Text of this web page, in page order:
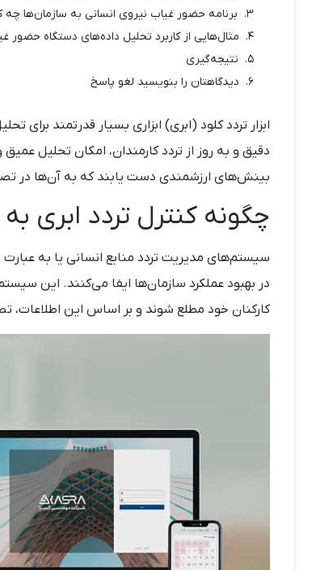
برنامه حضور غیاب نیروی انسانی به سازمان‌ها
مثال‌هایی از کاربرد تحلیل داده‌های دستگاه حضور
نتیجه‌گیری
دیدگاهتان را بنویسید لغو پاسخ
ابزار تردد کلود (ابری) ابزاری بسیار قدرتمند
دقیق و به روز از تردد کارمندان، امکان تحلیل
بینش‌های ارزشمندی دست یابند که به آن‌ها در
چگونه کنترل تردد ابری
سیستم‌های مدیریت تردد منابع انسانی یا به عبارت
در بهبود عملکرد سازمان‌ها ایفا می‌کنند. این
کارکنان خود مطلع شوند و بر اساس این اطلاعات،